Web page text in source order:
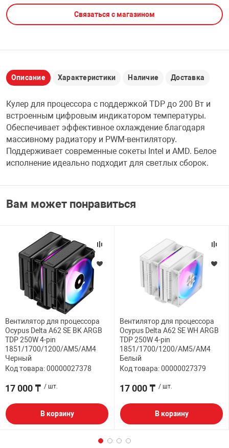
PCI АДАПТЕРЫ
USB
НАБОР ДЛЯ
CD-DVD ДИСКИ
ЛЕНТА ДЛЯ
ДОМА
ТЕХНИКА
Связаться с магазином
Описание Характеристики Наличие Доставка
Кулер для процессора с поддержкой TDP до 200 Вт и
встроенным цифровым индикатором температуры.
Обеспечивает эффективное охлаждение благодаря
массивному радиатору и PWM-вентилятору.
Поддерживает современные сокеты Intel и AMD. Белое
исполнение идеально подходит для светлых сборок.
Вам может понравиться
Вентилятор для процессора
Ocypus Delta A62 SE BK ARGB
TDP 250W 4-pin
1851/1700/1200/AM5/AM4
Черный
Код товара: 00000027378
17 000 ₸ / шт.
В корзину
Вентилятор для процессора
Ocypus Delta A62 SE WH ARGB
TDP 250W 4-pin
1851/1700/1200/AM5/AM4
Белый
Код товара: 00000027379
17 000 ₸ / шт.
В корзину